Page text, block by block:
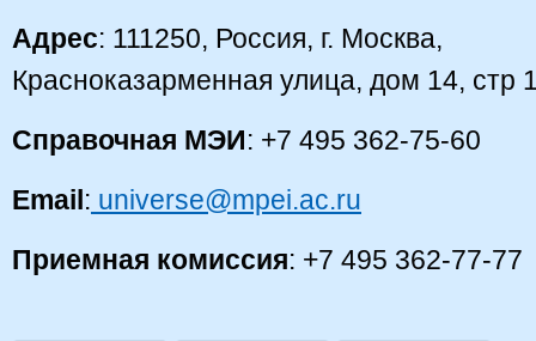
Адрес: 111250, Россия, г. Москва,
Красноказарменная улица, дом 14, стр
Справочная МЭИ: +7 495 362-75-60
Email: universe@mpei.ac.ru
Приемная комиссия: +7 495 362-77-77